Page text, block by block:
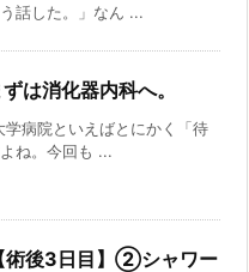
話した。」なん ...
は消化器内科へ。
病院といえばとにかく「待
ね。今回も ...
術後3日目】②シャワー